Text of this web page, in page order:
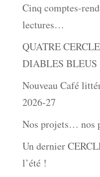
Cinq comptes-
lectures…
QUATRE
DIABLES BLEUS
Nouveau Café
2026-27
Nos projets… nos
Un dernier
l’été !